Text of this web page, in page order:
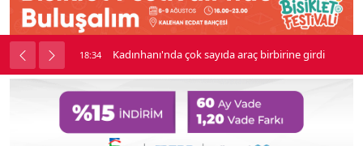
soygun 18:34 Kadınhanı'nda çok sayıda araç birbirine girdi